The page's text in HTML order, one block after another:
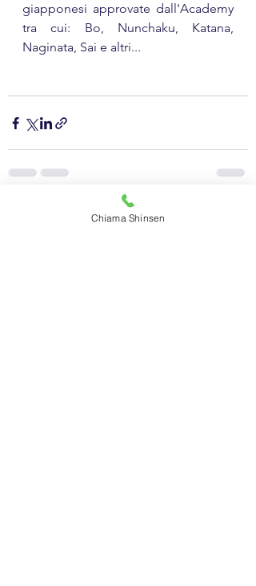
giapponesi approvate dall'Academy
tra cui: Bo, Nunchaku, Katana,
Naginata, Sai e altri...
Chiama Shinsen